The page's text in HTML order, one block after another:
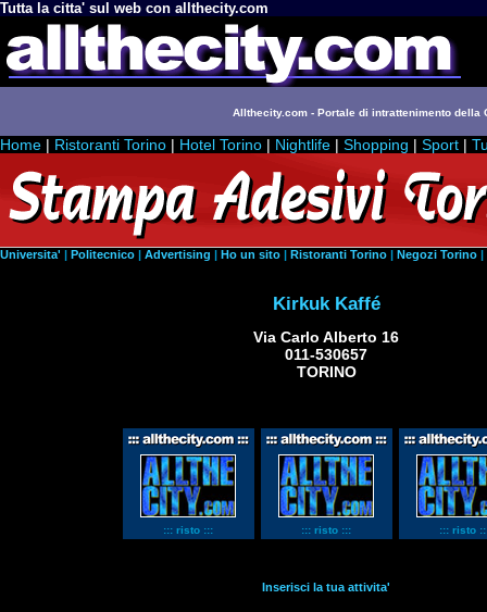
Tutta la citta' sul web con allthecity.com
Allthecity.com - Portale di intrattenimento della
Home | Ristoranti Torino | Hotel Torino | Nightlife | Shopping | Sport |
Universita' | Politecnico | Advertising | Ho un sito | Ristoranti Torino | Negozi Torino |
Kirkuk Kaffé
Via Carlo Alberto 16
011-530657
TORINO
::: risto ::: ::: risto ::: ::: risto
Inserisci la tua attivita'